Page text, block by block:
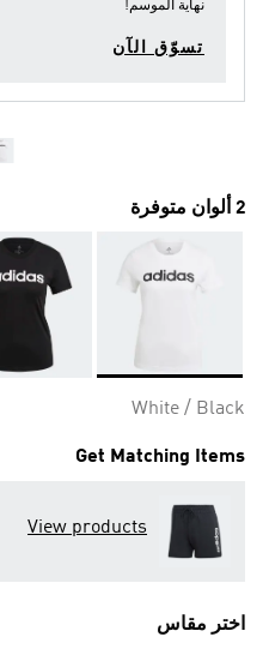
نهاية الموسم!
تسوّق الآن
2 ألوان متوفرة
White / Black
Get Matching Items
View products
اختر مقاس